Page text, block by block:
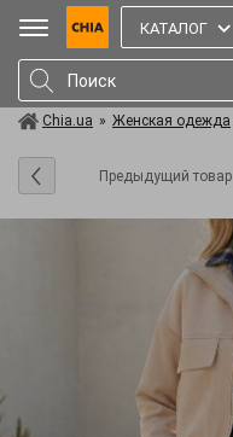
КАТАЛОГ
Chia.ua » Женская одежда
Предыдущий товар